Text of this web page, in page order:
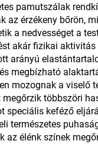
pamutszálak
az érzékeny bőrön,
a nedvességet a
akár fizikai aktivitás
arányú
megbízható
mozognak a viselő
többszöri
speciális keféző
természetes
az élénk színek